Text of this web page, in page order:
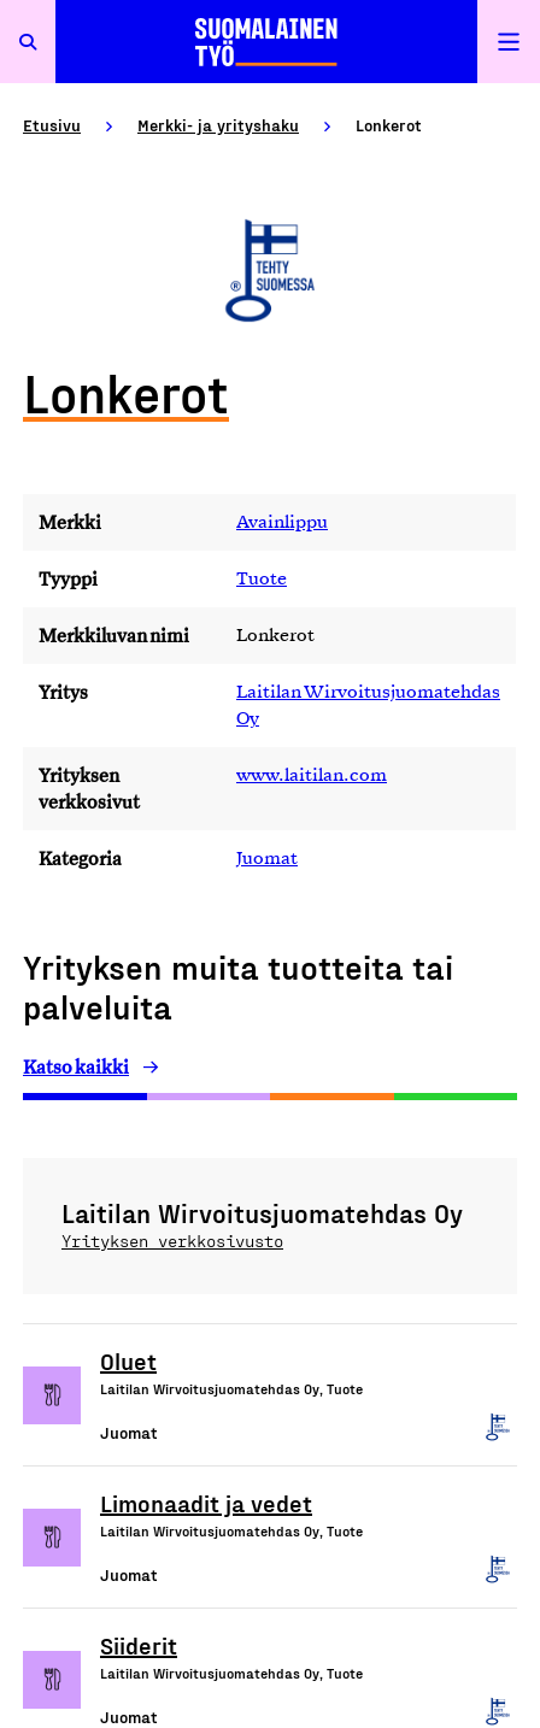
Etusivu Merkki- ja yrityshaku Lonkerot
Lonkerot
Merkki Avainlippu
Tyyppi Tuote
Merkkiluvan nimi Lonkerot
Yritys
Laitilan Wirvoitusjuomatehdas
Oy
Yrityksen
verkkosivut
www.laitilan.com
Kategoria Juomat
Yrityksen muita tuotteita tai
palveluita
Katso kaikki
Laitilan Wirvoitusjuomatehdas Oy
Yrityksen verkkosivusto
Oluet
Laitilan Wirvoitusjuomatehdas Oy, Tuote
Juomat
Limonaadit ja vedet
Laitilan Wirvoitusjuomatehdas Oy, Tuote
Juomat
Siiderit
Laitilan Wirvoitusjuomatehdas Oy, Tuote
Juomat